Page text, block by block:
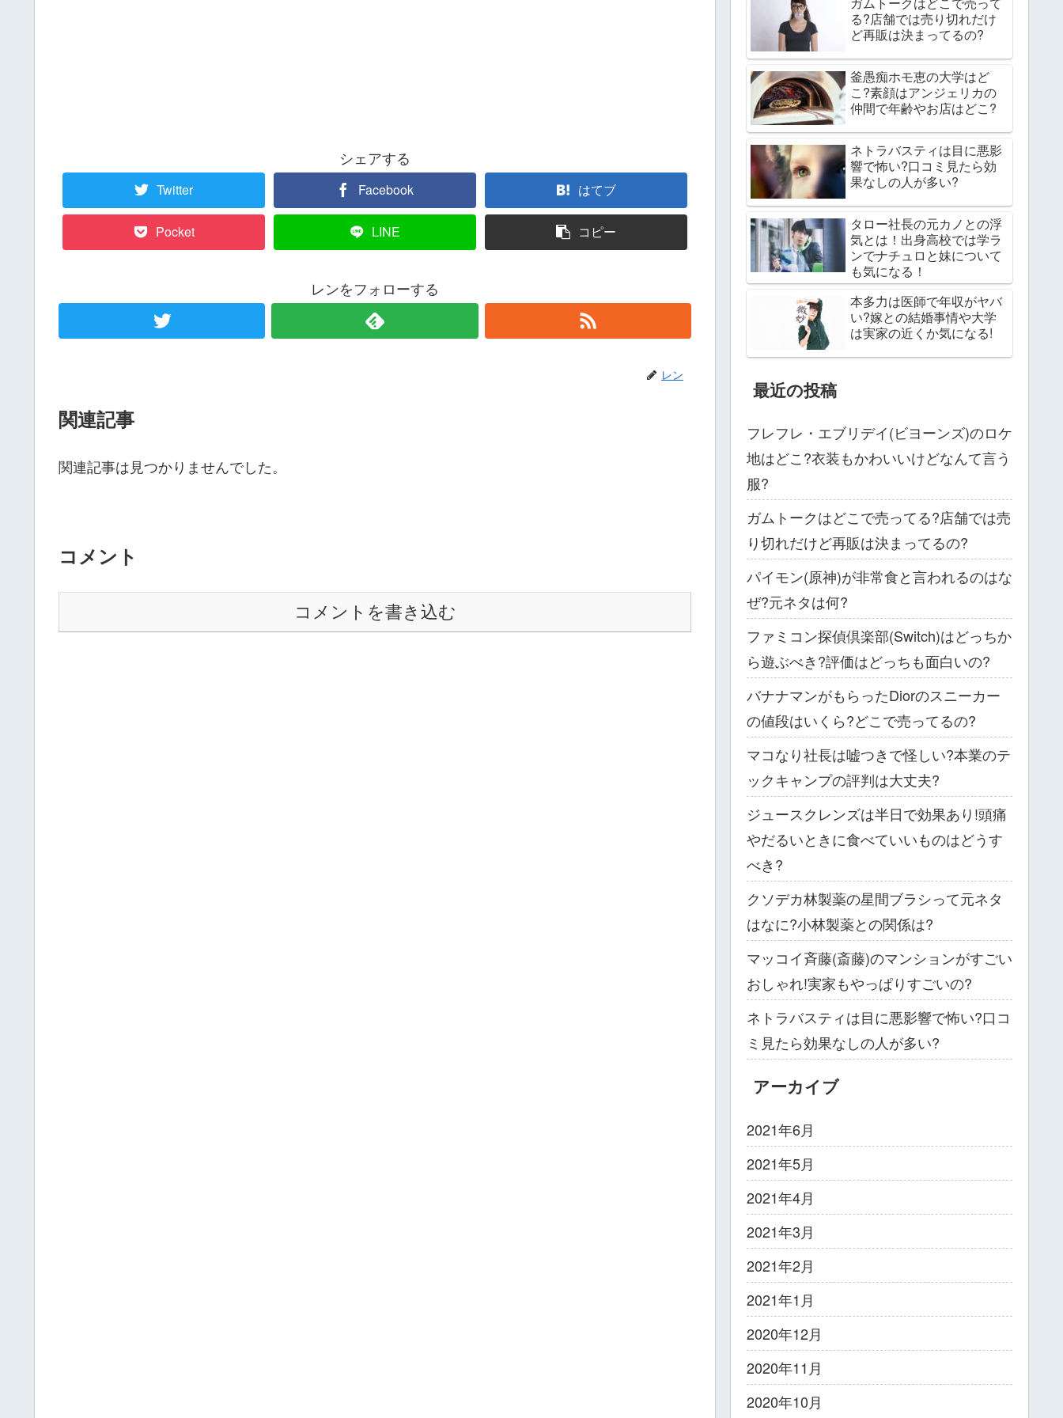
シェアする
Twitter Facebook はてブ
Pocket LINE コピー
レンをフォローする
レン
関連記事
関連記事は見つかりませんでした。
コメント
コメントを書き込む
る?店舗では売り切れだけ
ど再販は決まってるの?
釜愚痴ホモ恵の大学はど
こ?素顔はアンジェリカの
仲間で年齢やお店はどこ?
ネトラバスティは目に悪影
響で怖い?口コミ見たら効
果なしの人が多い?
タロー社長の元カノとの浮
気とは！出身高校では学ラ
ンでナチュロと妹について
も気になる！
本多力は医師で年収がヤバ
い?嫁との結婚事情や大学
は実家の近くか気になる!
最近の投稿
フレフレ・エブリデイ(ビヨーンズ)のロケ
地はどこ?衣装もかわいいけどなんて言う
服?
ガムトークはどこで売ってる?店舗では売
り切れだけど再販は決まってるの?
パイモン(原神)が非常食と言われるのはな
ぜ?元ネタは何?
ファミコン探偵倶楽部(Switch)はどっちか
ら遊ぶべき?評価はどっちも面白いの?
バナナマンがもらったDiorのスニーカー
の値段はいくら?どこで売ってるの?
マコなり社長は嘘つきで怪しい?本業のテ
ックキャンプの評判は大丈夫?
ジュースクレンズは半日で効果あり!頭痛
やだるいときに食べていいものはどうす
べき?
クソデカ林製薬の星間ブラシって元ネタ
はなに?小林製薬との関係は?
マッコイ斉藤(斎藤)のマンションがすごい
おしゃれ!実家もやっぱりすごいの?
ネトラバスティは目に悪影響で怖い?口コ
ミ見たら効果なしの人が多い?
アーカイブ
2021年6月
2021年5月
2021年4月
2021年3月
2021年2月
2021年1月
2020年12月
2020年11月
2020年10月